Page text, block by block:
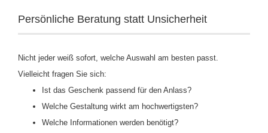
Persönliche Beratung statt Unsicherheit
Nicht jeder weiß sofort, welche Auswahl am besten passt.
Vielleicht fragen Sie sich:
Ist das Geschenk passend für den Anlass?
Welche Gestaltung wirkt am hochwertigsten?
Welche Informationen werden benötigt?